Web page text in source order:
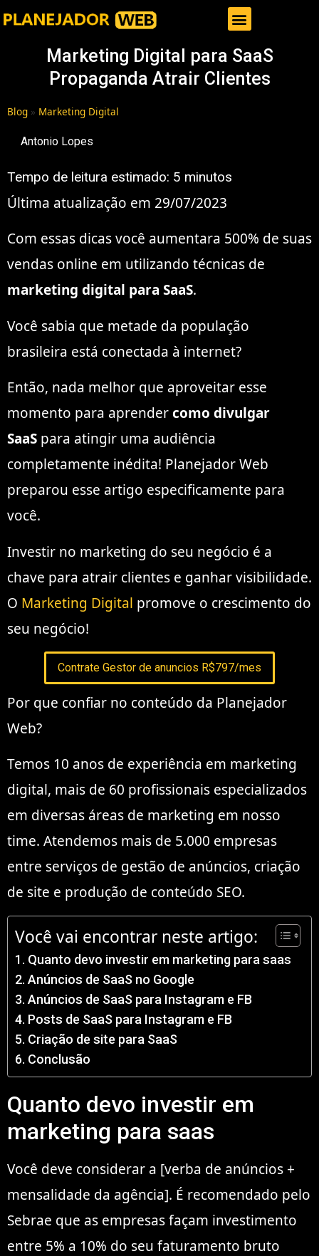
Marketing Digital para SaaS
Propaganda Atrair Clientes
Blog » Marketing Digital
Antonio Lopes
Tempo de leitura estimado: 5 minutos
Última atualização em 29/07/2023
Com essas dicas você aumentara 500% de suas
vendas online em utilizando técnicas de
marketing digital para SaaS.
Você sabia que metade da população
brasileira está conectada à internet?
Então, nada melhor que aproveitar esse
momento para aprendercomo divulgar
SaaS para atingir uma audiência
completamente inédita! Planejador Web
preparou esse artigo especificamente para
você.
Investir no marketing do seu negócio é a
chave para atrair clientes e ganhar visibilidade.
O Marketing Digital promove o crescimento do
seu negócio!
Contrate Gestor de anuncios R$797/mes
Por que confiar no conteúdo da Planejador
Web?
Temos 10 anos de experiência em marketing
digital, mais de 60 profissionais especializados
em diversas áreas de marketing em nosso
time. Atendemos mais de 5.000 empresas
entre serviços de gestão de anúncios, criação
de site e produção de conteúdo SEO.
Você vai encontrar neste artigo:
Quanto devo investir em marketing para saas
Anúncios de SaaS no Google
Anúncios de SaaS para Instagram e FB
Posts de SaaS para Instagram e FB
Criação de site para SaaS
Conclusão
Quanto devo investir em
marketing para saas
Você deve considerar a [verba de anúncios +
mensalidade da agência]. É recomendado pelo
Sebrae que as empresas façam investimento
entre 5% a 10% do seu faturamento bruto